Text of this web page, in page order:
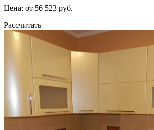
Цена: от 56 523 руб.
Рассчитать